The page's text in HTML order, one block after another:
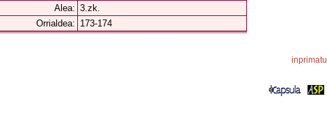
Alea: 3.zk.
Orrialdea: 173-174
inprimatu